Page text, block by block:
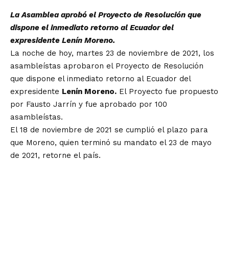
La Asamblea aprobó el Proyecto de Resolución que
dispone el inmediato retorno al Ecuador del
expresidente Lenín Moreno.
La noche de hoy, martes 23 de noviembre de 2021, los
asambleístas aprobaron el Proyecto de Resolución
que dispone el inmediato retorno al Ecuador del
expresidente Lenín Moreno. El Proyecto fue propuesto
por Fausto Jarrín y fue aprobado por 100
asambleístas.
El 18 de noviembre de 2021 se cumplió el plazo para
que Moreno, quien terminó su mandato el 23 de mayo
de 2021, retorne el país.